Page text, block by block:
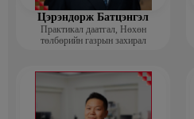
Цэрэндорж Батцэнгэл
Практикал даатгал, Нөхөн
төлбөрийн газрын захирал